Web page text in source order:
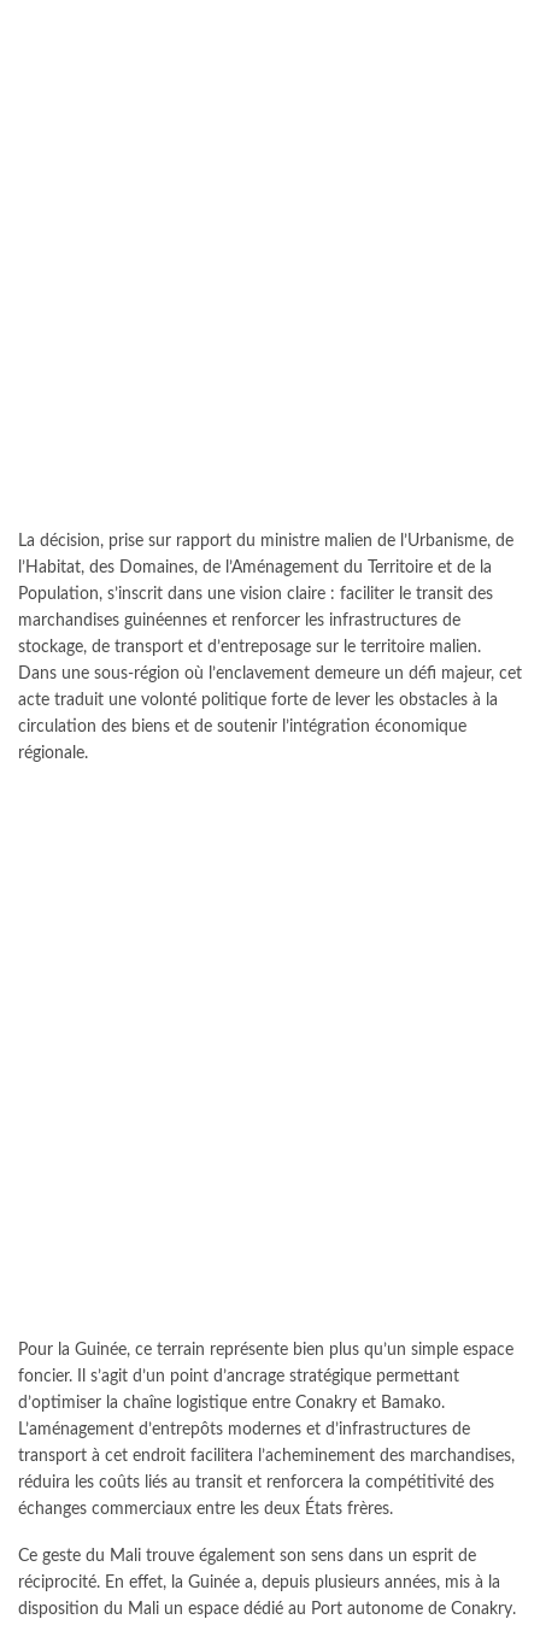
La décision, prise sur rapport du ministre malien de l’Urbanisme, de
l’Habitat, des Domaines, de l’Aménagement du Territoire et de la
Population, s’inscrit dans une vision claire : faciliter le transit des
marchandises guinéennes et renforcer les infrastructures de
stockage, de transport et d’entreposage sur le territoire malien.
Dans une sous-région où l’enclavement demeure un défi majeur, cet
acte traduit une volonté politique forte de lever les obstacles à la
circulation des biens et de soutenir l’intégration économique
régionale.
Pour la Guinée, ce terrain représente bien plus qu’un simple espace
foncier. Il s’agit d’un point d’ancrage stratégique permettant
d’optimiser la chaîne logistique entre Conakry et Bamako.
L’aménagement d’entrepôts modernes et d’infrastructures de
transport à cet endroit facilitera l’acheminement des marchandises,
réduira les coûts liés au transit et renforcera la compétitivité des
échanges commerciaux entre les deux États frères.
Ce geste du Mali trouve également son sens dans un esprit de
réciprocité. En effet, la Guinée a, depuis plusieurs années, mis à la
disposition du Mali un espace dédié au Port autonome de Conakry.